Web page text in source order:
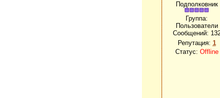
Подполковник
Группа:
Пользователи
Сообщений:
Репутация: 1
Статус: Offline